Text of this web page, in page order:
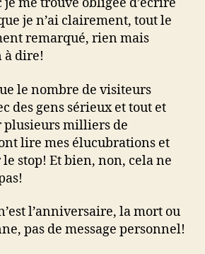
je n’ai clairement, tout le
remarqué, rien mais
à dire!
le nombre de visiteurs
des gens sérieux et tout et
plusieurs milliers de
lire mes élucubrations et
stop! Et bien, non, cela ne
l’anniversaire, la mort ou
pas de message personnel!